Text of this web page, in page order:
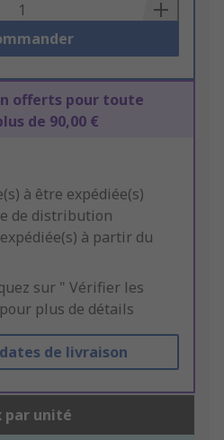
offerts pour toute
de 90,00 €
à être expédiée(s)
de distribution
à partir du
sur " Vérifier les
plus de détails
de livraison
par unité